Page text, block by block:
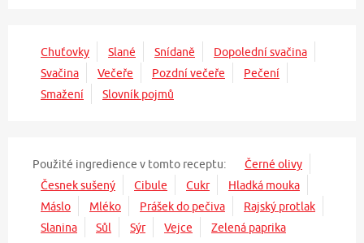
Chuťovky Slané Snídaně
Dopolední svačina
Svačina
Večeře Pozdní večeře
Pečení
Smažení
Slovník pojmů
Použité ingredience v tomto receptu:
Černé olivy
Česnek sušený
Cibule Cukr
Hladká mouka
Máslo
Mléko Prášek do pečiva
Rajský protlak
Slanina
Sůl Sýr Vejce Zelená paprika